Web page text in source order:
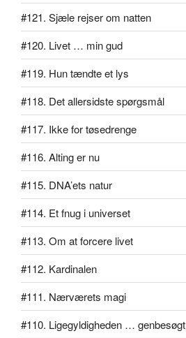
#121. Sjæle rejser om natten
#120. Livet … min gud
#119. Hun tændte et lys
#118. Det allersidste spørgsmål
#117. Ikke for tøsedrenge
#116. Alting er nu
#115. DNA’ets natur
#114. Et fnug i universet
#113. Om at forcere livet
#112. Kardinalen
#111. Nærværets magi
#110. Ligegyldigheden … genbesøgt